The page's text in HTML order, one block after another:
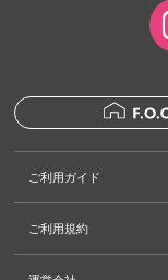
ご利用ガイド
ご利用規約